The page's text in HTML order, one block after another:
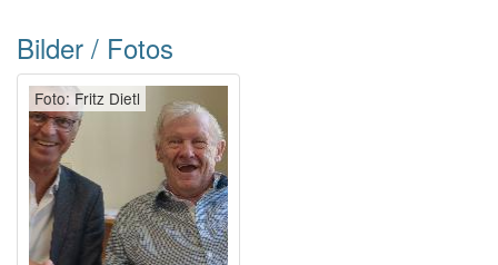
Bilder / Fotos
Foto: Fritz Dietl